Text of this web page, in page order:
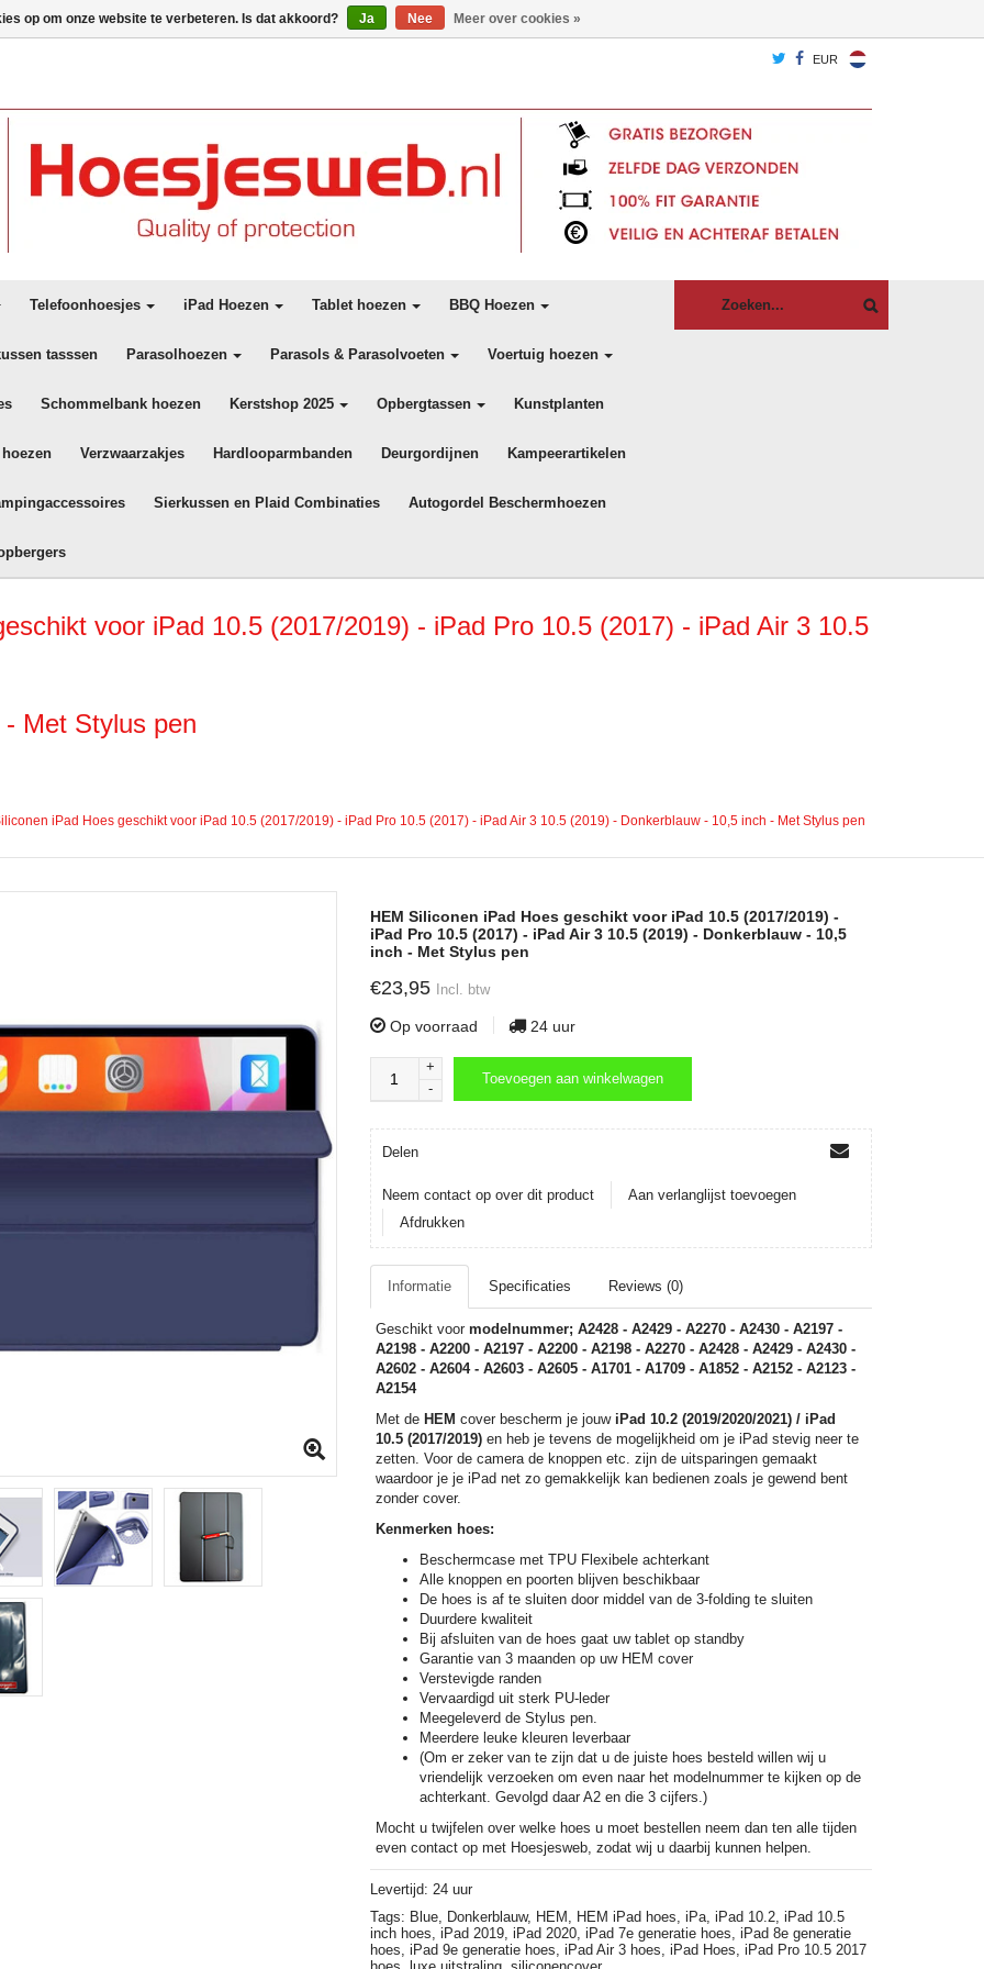
EUR
Telefoonhoesjes iPad Hoezen Tablet hoezen BBQ Hoezen
tasssen Parasolhoezen Parasols & Parasolvoeten Voertuig hoezen
Schommelbank hoezen Kerstshop 2025 Opbergtassen Kunstplanten
Verzwaarzakjes Hardlooparmbanden Deurgordijnen Kampeerartikelen
Sierkussen en Plaid Combinaties Autogordel Beschermhoezen
voor iPad 10.5 (2017/2019) - iPad Pro 10.5 (2017) - iPad Air 3 10.5
Met Stylus pen
iPad Hoes geschikt voor iPad 10.5 (2017/2019) - iPad Pro 10.5 (2017) - iPad Air 3 10.5 (2019) - Donkerblauw - 10,5 inch - Met Stylus pen
HEM Siliconen iPad Hoes geschikt voor iPad 10.5 (2017/2019) -
iPad Pro 10.5 (2017) - iPad Air 3 10.5 (2019) - Donkerblauw - 10,5
inch - Met Stylus pen
€23,95 Incl. btw
Op voorraad 24 uur
+
-
Toevoegen aan winkelwagen
Delen
Neem contact op over dit product
Aan verlanglijst toevoegen
Afdrukken
Informatie Specificaties Reviews (0)
Geschikt voor modelnummer; A2428 - A2429 - A2270 - A2430 - A2197 -
A2198 - A2200 - A2197 - A2200 - A2198 - A2270 - A2428 - A2429 - A2430 -
A2602 - A2604 - A2603 - A2605 - A1701 - A1709 - A1852 - A2152 - A2123 -
A2154
Met de HEM cover bescherm je jouw iPad 10.2 (2019/2020/2021) / iPad
10.5 (2017/2019)en heb je tevens de mogelijkheid om je iPad stevig neer te
zetten. Voor de camera de knoppen etc. zijn de uitsparingen gemaakt
waardoor je je iPad net zo gemakkelijk kan bedienen zoals je gewend bent
zonder cover.
Kenmerken hoes:
Beschermcase met TPU Flexibele achterkant
Alle knoppen en poorten blijven beschikbaar
De hoes is af te sluiten door middel van de 3-folding te sluiten
Duurdere kwaliteit
Bij afsluiten van de hoes gaat uw tablet op standby
Garantie van 3 maanden op uw HEM cover
Verstevigde randen
Vervaardigd uit sterk PU-leder
Meegeleverd de Stylus pen.
Meerdere leuke kleuren leverbaar
(Om er zeker van te zijn dat u de juiste hoes besteld willen wij u
vriendelijk verzoeken om even naar het modelnummer te kijken op de
achterkant. Gevolgd daar A2 en die 3 cijfers.)
Mocht u twijfelen over welke hoes u moet bestellen neem dan ten alle tijden
even contact op met Hoesjesweb, zodat wij u daarbij kunnen helpen.
Levertijd: 24 uur
Tags: Blue, Donkerblauw, HEM, HEM iPad hoes, iPa, iPad 10.2, iPad 10.5
inch hoes, iPad 2019, iPad 2020, iPad 7e generatie hoes, iPad 8e generatie
hoes, iPad 9e generatie hoes, iPad Air 3 hoes, iPad Hoes, iPad Pro 10.5 2017
op om onze website te verbeteren. Is dat akkoord? Ja Nee Meer over cookies »